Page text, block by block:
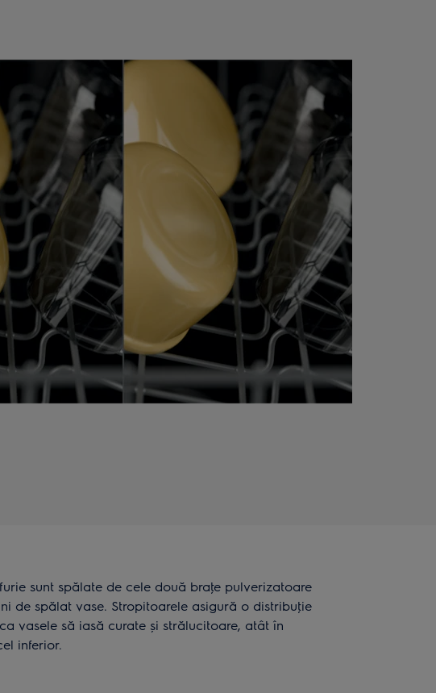
sunt spălate de cele două braţe pulverizatoare
de spălat vase. Stropitoarele asigură o distribuţie
vasele să iasă curate și strălucitoare, atât în
inferior.